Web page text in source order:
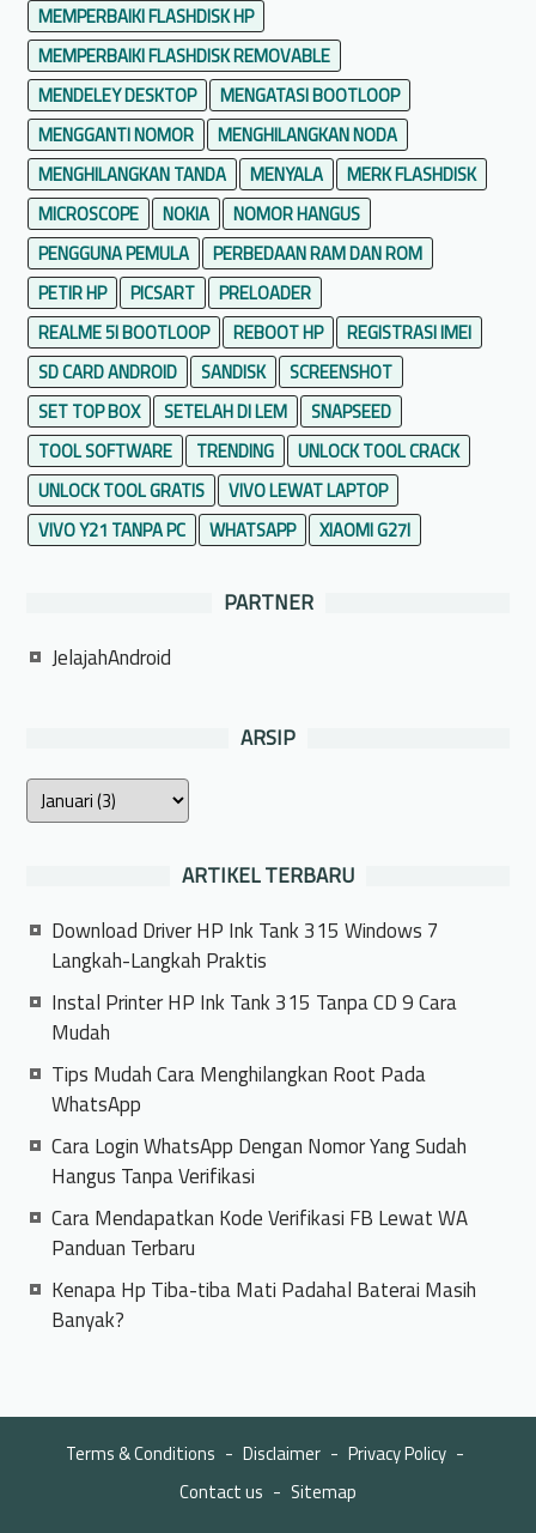
MEMPERBAIKI FLASHDISK HP
MEMPERBAIKI FLASHDISK REMOVABLE
MENDELEY DESKTOP
MENGATASI BOOTLOOP
MENGGANTI NOMOR
MENGHILANGKAN NODA
MENGHILANGKAN TANDA
MENYALA
MERK FLASHDISK
MICROSCOPE
NOKIA
NOMOR HANGUS
PENGGUNA PEMULA
PERBEDAAN RAM DAN ROM
PETIR HP
PICSART
PRELOADER
REALME 5I BOOTLOOP
REBOOT HP
REGISTRASI IMEI
SD CARD ANDROID
SANDISK
SCREENSHOT
SET TOP BOX
SETELAH DI LEM
SNAPSEED
TOOL SOFTWARE
TRENDING
UNLOCK TOOL CRACK
UNLOCK TOOL GRATIS
VIVO LEWAT LAPTOP
VIVO Y21 TANPA PC
WHATSAPP XIAOMI G27I
PARTNER
JelajahAndroid
ARSIP
ARTIKEL TERBARU
Download Driver HP Ink Tank 315 Windows 7
Langkah-Langkah Praktis
Instal Printer HP Ink Tank 315 Tanpa CD 9 Cara
Mudah
Tips Mudah Cara Menghilangkan Root Pada
WhatsApp
Cara Login WhatsApp Dengan Nomor Yang Sudah
Hangus Tanpa Verifikasi
Cara Mendapatkan Kode Verifikasi FB Lewat WA
Panduan Terbaru
Kenapa Hp Tiba-tiba Mati Padahal Baterai Masih
Banyak?
Terms & Conditions Disclaimer
Privacy Policy
Contact us
Sitemap